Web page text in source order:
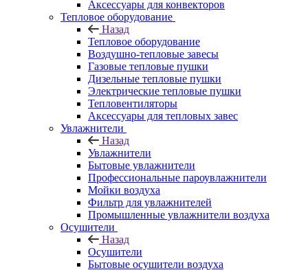
Аксессуары для конвекторов
Тепловое оборудование
Назад
Тепловое оборудование
Воздушно-тепловые завесы
Газовые тепловые пушки
Дизельные тепловые пушки
Электрические тепловые пушки
Тепловентиляторы
Аксессуары для тепловых завес
Увлажнители
Назад
Увлажнители
Бытовые увлажнители
Профессиональные пароувлажнители
Мойки воздуха
Фильтр для увлажнителей
Промышленные увлажнители воздуха
Осушители
Назад
Осушители
Бытовые осушители воздуха